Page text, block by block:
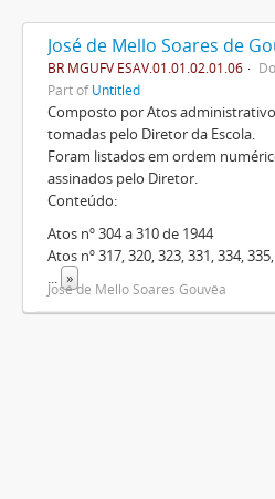
José de Mello Soares de
BR MGUFV ESAV.01.01.02.01.06
Part ofUntitled
Composto por Atos
tomadas pelo Diretor da Escola.
Foram listados em ordem
assinados pelo Diretor.
Conteúdo:
Atos nº 304 a 310 de 1944
Atos nº 317, 320, 323, 331, 334,
»
José de Mello Soares Gouvêa